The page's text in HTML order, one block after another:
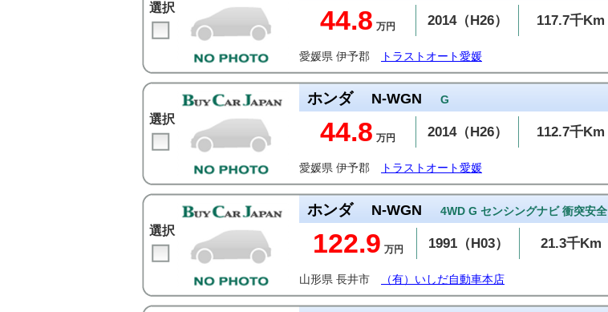
選択 44.8 万円 2014（H26） 117.7千Km
愛媛県 伊予郡 トラストオート愛媛
選択
ホンダ N-WGN G
44.8 万円 2014（H26） 112.7千Km
愛媛県 伊予郡 トラストオート愛媛
選択
ホンダ N-WGN 4WD G センシングナビ 衝突安全
122.9 万円 1991（H03） 21.3千Km
山形県 長井市 （有）いしだ自動車本店